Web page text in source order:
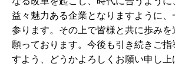
益々魅力ある企業となりますように
参ります。その上で皆様と共に歩みを
願っております。今後も引き続きご指
すよう、どうかよろしくお願い申し上